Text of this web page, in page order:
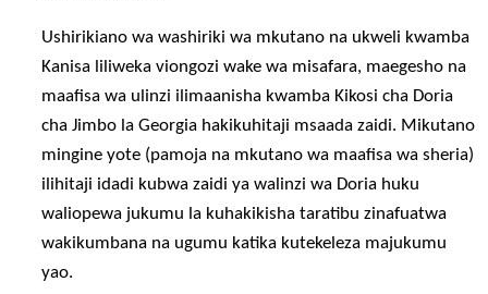
Ushirikiano wa washiriki wa mkutano na ukweli kwamba
Kanisa liliweka viongozi wake wa misafara, maegesho na
maafisa wa ulinzi ilimaanisha kwamba Kikosi cha Doria
cha Jimbo la Georgia hakikuhitaji msaada zaidi. Mikutano
mingine yote (pamoja na mkutano wa maafisa wa sheria)
ilihitaji idadi kubwa zaidi ya walinzi wa Doria huku
waliopewa jukumu la kuhakikisha taratibu zinafuatwa
wakikumbana na ugumu katika kutekeleza majukumu
yao.